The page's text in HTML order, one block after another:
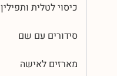
כיסוי לטלית ותפילין
סידורים עם שם
מארזים לאישה